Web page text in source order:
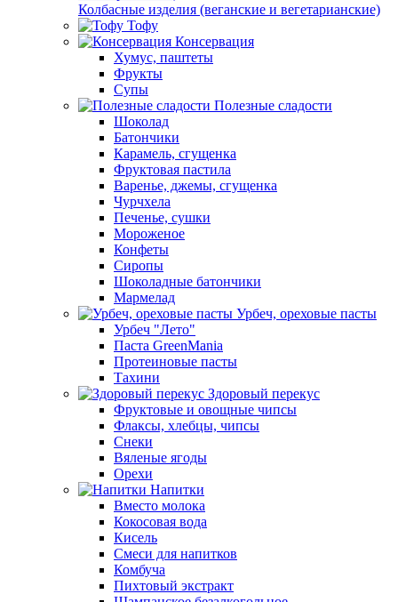
Колбасные изделия (веганские и вегетарианские)
Тофу
Консервация
Хумус, паштеты
Фрукты
Супы
Полезные сладости
Шоколад
Батончики
Карамель, сгущенка
Фруктовая пастила
Варенье, джемы, сгущенка
Чурчхела
Печенье, сушки
Мороженое
Конфеты
Сиропы
Шоколадные батончики
Мармелад
Урбеч, ореховые пасты
Урбеч "Лето"
Паста GreenMania
Протеиновые пасты
Тахини
Здоровый перекус
Фруктовые и овощные чипсы
Флаксы, хлебцы, чипсы
Снеки
Вяленые ягоды
Орехи
Напитки
Вместо молока
Кокосовая вода
Кисель
Смеси для напитков
Комбуча
Пихтовый экстракт